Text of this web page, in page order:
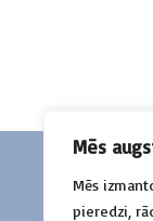
Mēs
Mēs
pieredzi,